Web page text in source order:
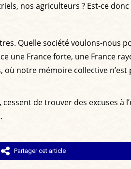
nos agriculteurs ? Est-ce donc
Quelle société voulons-nous
une France forte, une France
notre mémoire collective n’est
de trouver des excuses à
Partager cet article